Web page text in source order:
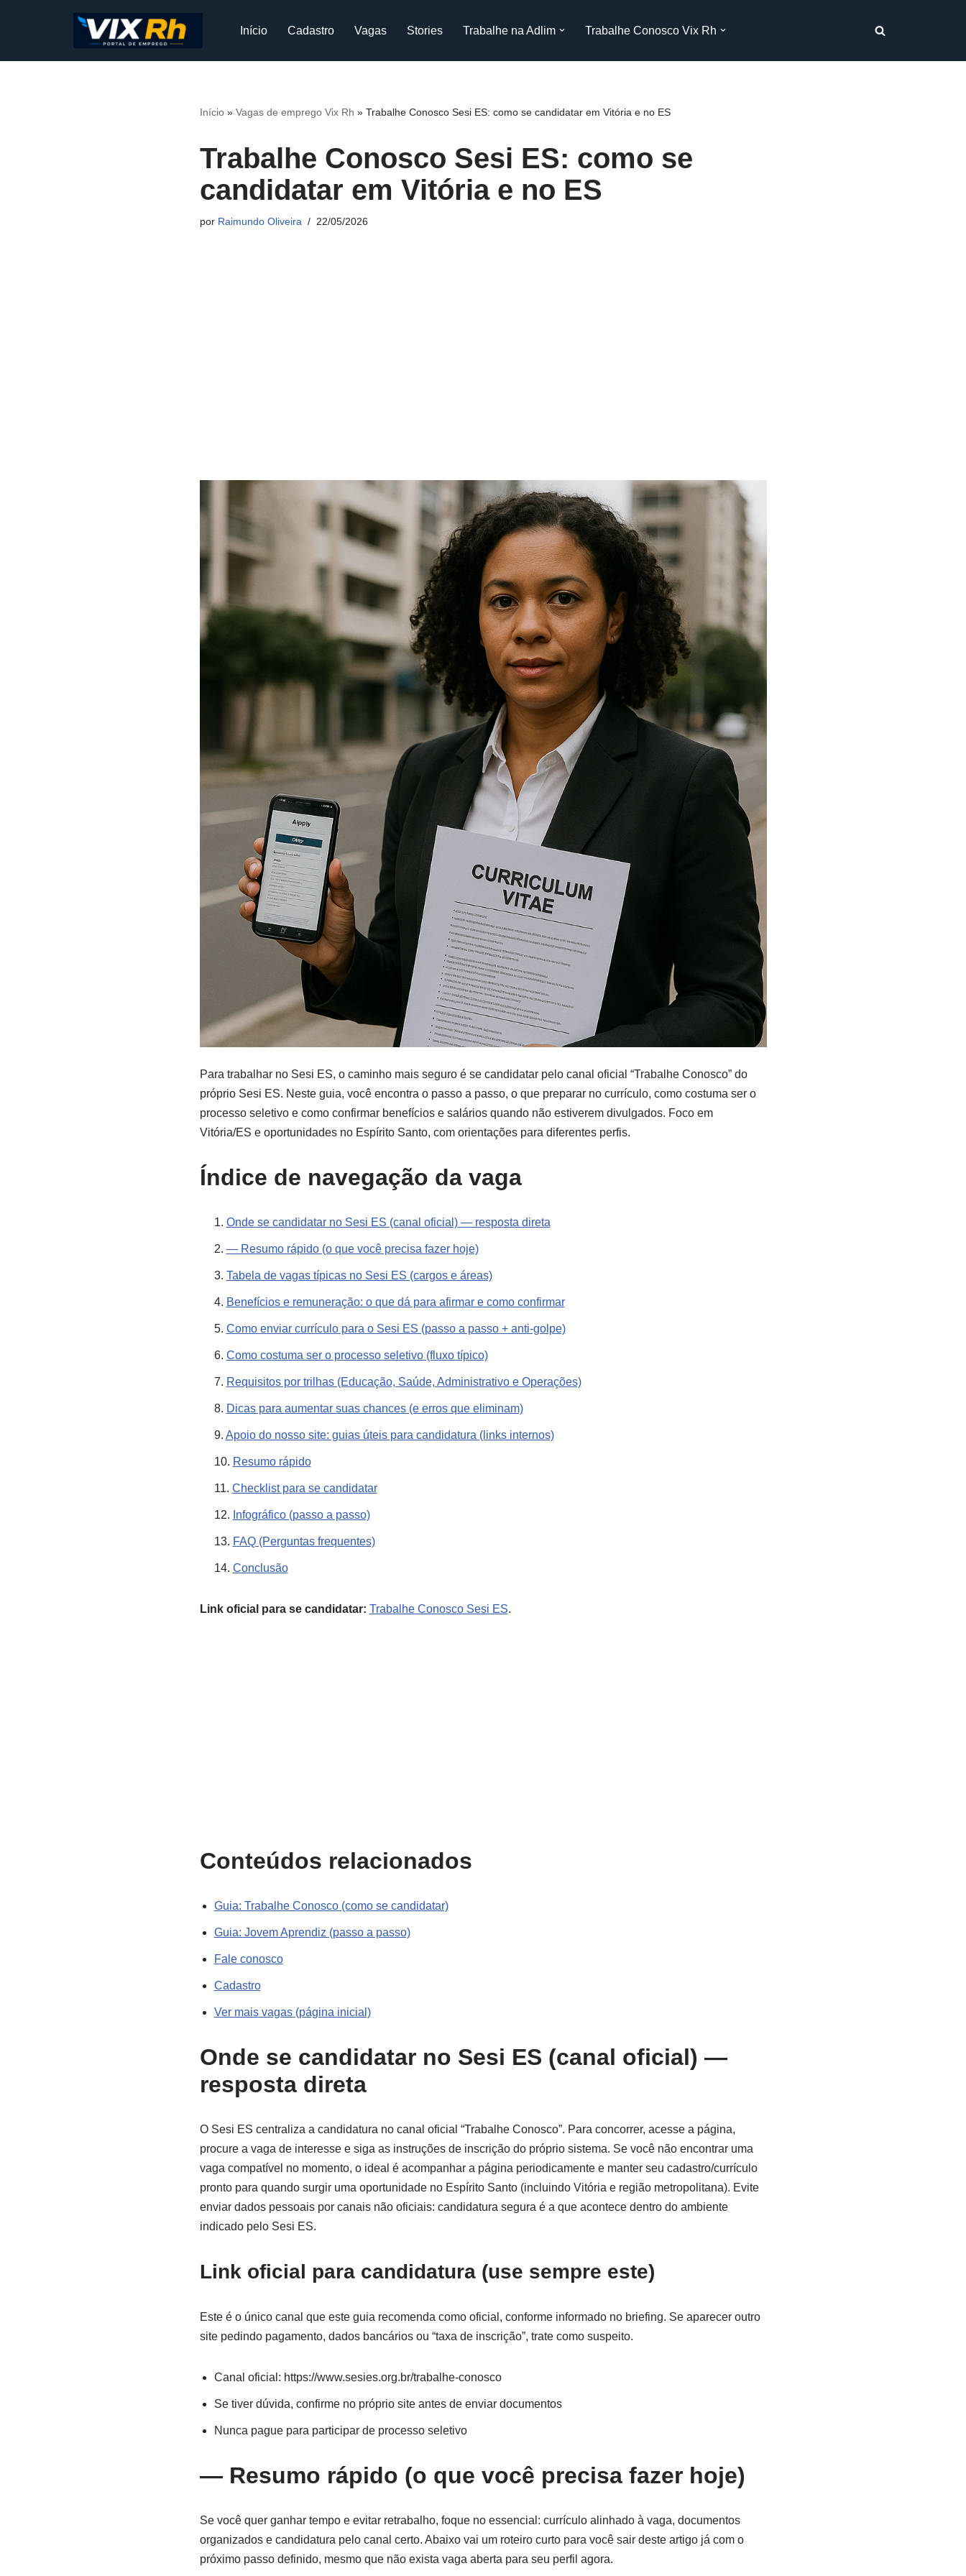
para
Início Cadastro Vagas Stories Trabalhe na Adlim Trabalhe Conosco Vix Rh
Início» Vagas de emprego Vix Rh » Trabalhe Conosco Sesi ES: como se candidatar em Vitória e no ES
Trabalhe Conosco Sesi ES: como se
candidatar em Vitória e no ES
por Raimundo Oliveira 22/05/2026
Para trabalhar no Sesi ES, o caminho mais seguro é se candidatar pelo canal oficial “Trabalhe Conosco” do
próprio Sesi ES. Neste guia, você encontra o passo a passo, o que preparar no currículo, como costuma ser o
processo seletivo e como confirmar benefícios e salários quando não estiverem divulgados. Foco em
Vitória/ES e oportunidades no Espírito Santo, com orientações para diferentes perfis.
Índice de navegação da vaga
Onde se candidatar no Sesi ES (canal oficial) — resposta direta
— Resumo rápido (o que você precisa fazer hoje)
Tabela de vagas típicas no Sesi ES (cargos e áreas)
Benefícios e remuneração: o que dá para afirmar e como confirmar
Como enviar currículo para o Sesi ES (passo a passo + anti-golpe)
Como costuma ser o processo seletivo (fluxo típico)
Requisitos por trilhas (Educação, Saúde, Administrativo e Operações)
Dicas para aumentar suas chances (e erros que eliminam)
Apoio do nosso site: guias úteis para candidatura (links internos)
Resumo rápido
Checklist para se candidatar
Infográfico (passo a passo)
FAQ (Perguntas frequentes)
Conclusão
Link oficial para se candidatar: Trabalhe Conosco Sesi ES.
Conteúdos relacionados
Guia: Trabalhe Conosco (como se candidatar)
Guia: Jovem Aprendiz (passo a passo)
Fale conosco
Cadastro
Ver mais vagas (página inicial)
Onde se candidatar no Sesi ES (canal oficial) —
resposta direta
O Sesi ES centraliza a candidatura no canal oficial “Trabalhe Conosco”. Para concorrer, acesse a página,
procure a vaga de interesse e siga as instruções de inscrição do próprio sistema. Se você não encontrar uma
vaga compatível no momento, o ideal é acompanhar a página periodicamente e manter seu cadastro/currículo
pronto para quando surgir uma oportunidade no Espírito Santo (incluindo Vitória e região metropolitana). Evite
enviar dados pessoais por canais não oficiais: candidatura segura é a que acontece dentro do ambiente
indicado pelo Sesi ES.
Link oficial para candidatura (use sempre este)
Este é o único canal que este guia recomenda como oficial, conforme informado no briefing. Se aparecer outro
site pedindo pagamento, dados bancários ou “taxa de inscrição”, trate como suspeito.
Canal oficial: https://www.sesies.org.br/trabalhe-conosco
Se tiver dúvida, confirme no próprio site antes de enviar documentos
Nunca pague para participar de processo seletivo
— Resumo rápido (o que você precisa fazer hoje)
Se você quer ganhar tempo e evitar retrabalho, foque no essencial: currículo alinhado à vaga, documentos
organizados e candidatura pelo canal certo. Abaixo vai um roteiro curto para você sair deste artigo já com o
próximo passo definido, mesmo que não exista vaga aberta para seu perfil agora.